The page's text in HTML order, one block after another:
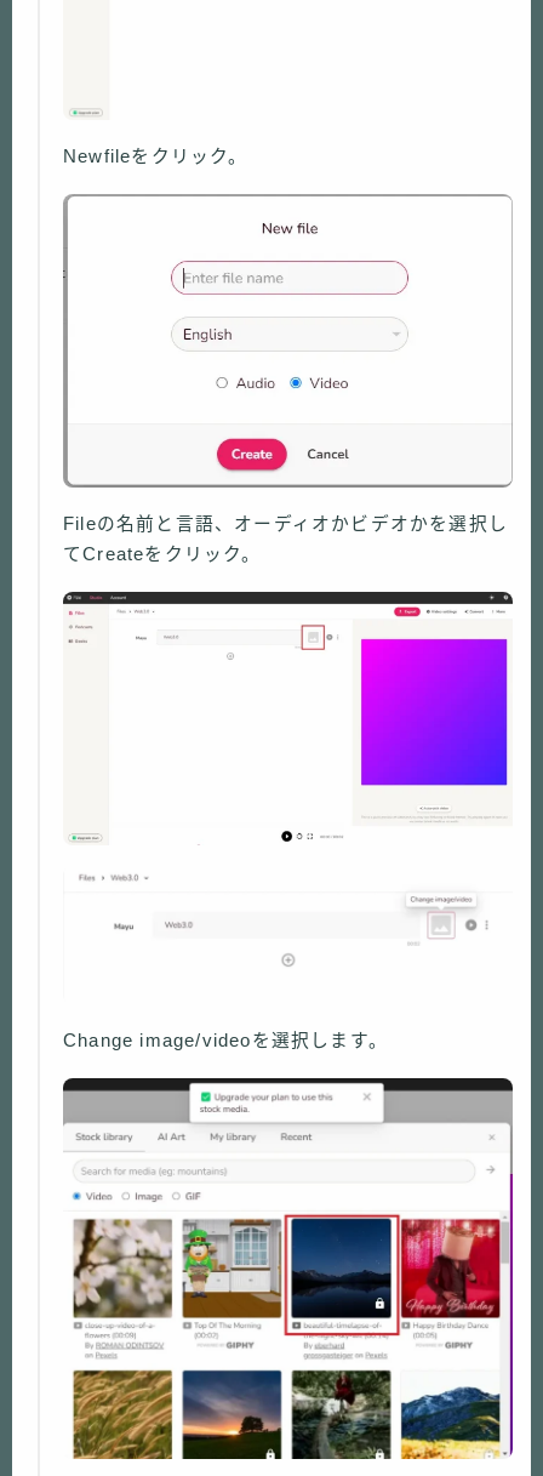
Newfileをクリック。
Fileの名前と言語、オーディオかビデオかを選択し
てCreateをクリック。
Change image/videoを選択します。